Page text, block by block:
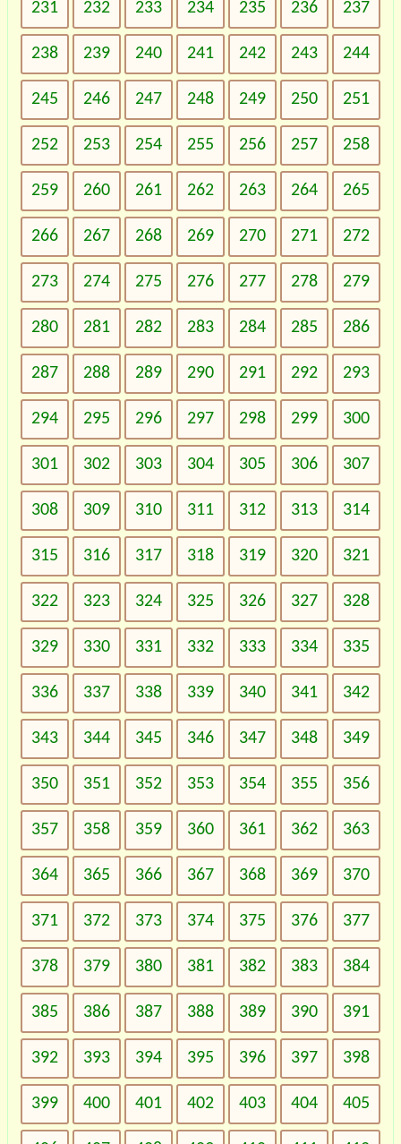
231 232 233 234 235 236 237
238 239 240 241 242 243 244
245 246 247 248 249 250 251
252 253 254 255 256 257 258
259 260 261 262 263 264 265
266 267 268 269 270 271 272
273 274 275 276 277 278 279
280 281 282 283 284 285 286
287 288 289 290 291 292 293
294 295 296 297 298 299 300
301 302 303 304 305 306 307
308 309 310 311 312 313 314
315 316 317 318 319 320 321
322 323 324 325 326 327 328
329 330 331 332 333 334 335
336 337 338 339 340 341 342
343 344 345 346 347 348 349
350 351 352 353 354 355 356
357 358 359 360 361 362 363
364 365 366 367 368 369 370
371 372 373 374 375 376 377
378 379 380 381 382 383 384
385 386 387 388 389 390 391
392 393 394 395 396 397 398
399 400 401 402 403 404 405